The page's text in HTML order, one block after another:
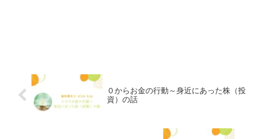
０からお金の行動～身近にあった株（投
資）の話